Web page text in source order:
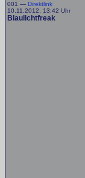
001 — Direktlink
10.11.2012, 13:42 Uhr
Blaulichtfreak